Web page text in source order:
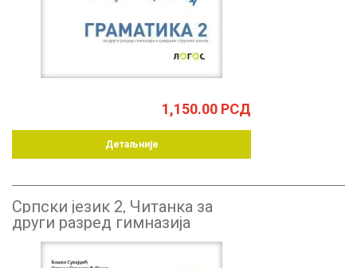
1,150.00 РСД
Детаљније
Српски језик 2, Читанка за
други разред гимназија